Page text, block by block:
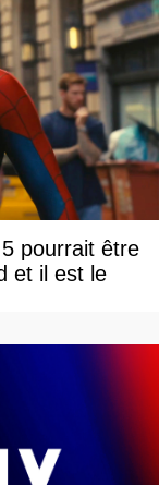
pourrait être
il est le